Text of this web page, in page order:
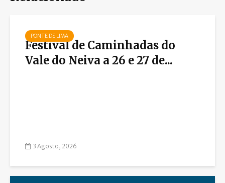
PONTE DE LIMA
Festival de Caminhadas do
Vale do Neiva a 26 e 27 de...
3 Agosto, 2026